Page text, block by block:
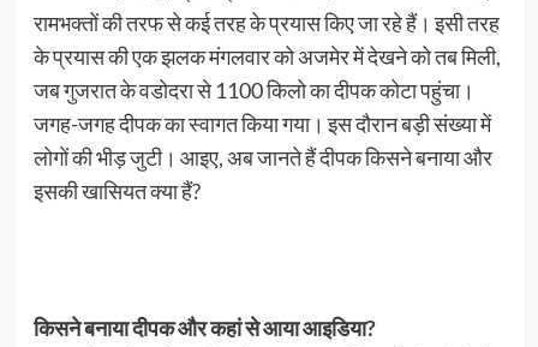
रामभक्तों की तरफ से कई तरह के प्रयास किए जा रहे हैं। इसी तरह
के प्रयास की एक झलक मंगलवार को अजमेर में देखने को तब मिली,
जब गुजरात के वडोदरा से 1100 किलो का दीपक कोटा पहुंचा।
जगह-जगह दीपक का स्वागत किया गया। इस दौरान बड़ी संख्या में
लोगों की भीड़ जुटी। आइए, अब जानते हैं दीपक किसने बनाया और
इसकी खासियत क्या हैं?
किसने बनाया दीपक और कहां से आया आइडिया?